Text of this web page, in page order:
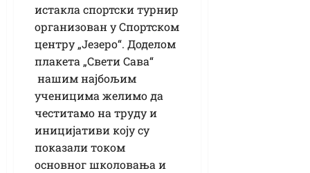
истакла спортски турнир
организован у Спортском
центру „Језеро“. Доделом
плакета „Свети Сава“
нашим најбољим
ученицима желимо да
честитамо на труду и
иницијативи коју су
показали током
основног школовања и